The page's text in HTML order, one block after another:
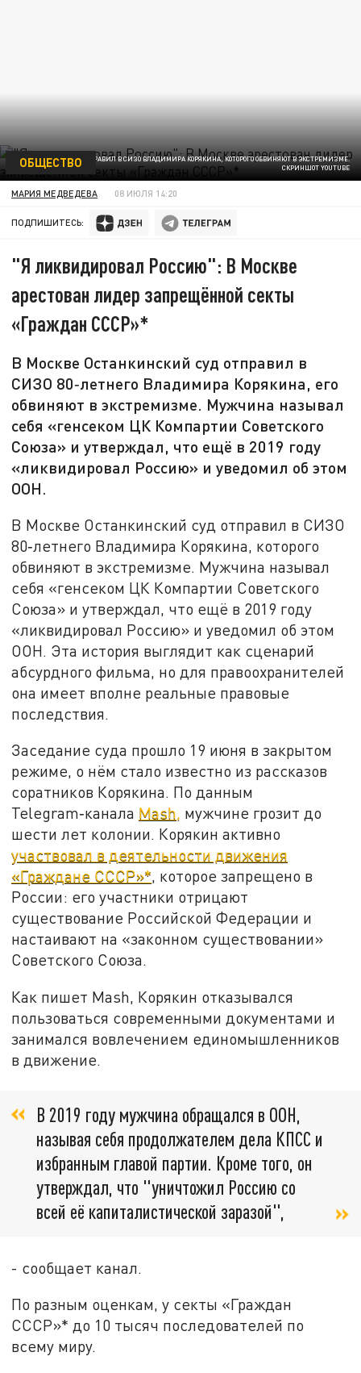
В МОСКВЕ СУД ОТПРАВИЛ В СИЗО ВЛАДИМИРА КОРЯКИНА, КОТОРОГО ОБВИНЯЮТ В ЭКСТРЕМИЗМЕ.
СКРИНШОТ YOUTUBE
ОБЩЕСТВО
МАРИЯ МЕДВЕДЕВА 08 ИЮЛЯ 14:20
ПОДПИШИТЕСЬ:
"Я ликвидировал Россию": В Москве
арестован лидер запрещённой секты
«Граждан СССР»*
В Москве Останкинский суд отправил в
СИЗО 80‑летнего Владимира Корякина, его
обвиняют в экстремизме. Мужчина называл
себя «генсеком ЦК Компартии Советского
Союза» и утверждал, что ещё в 2019 году
«ликвидировал Россию» и уведомил об этом
ООН.
В Москве Останкинский суд отправил в СИЗО
80‑летнего Владимира Корякина, которого
обвиняют в экстремизме. Мужчина называл
себя «генсеком ЦК Компартии Советского
Союза» и утверждал, что ещё в 2019 году
«ликвидировал Россию» и уведомил об этом
ООН. Эта история выглядит как сценарий
абсурдного фильма, но для правоохранителей
она имеет вполне реальные правовые
последствия.
Заседание суда прошло 19 июня в закрытом
режиме, о нём стало известно из рассказов
соратников Корякина. По данным
Telegram‑канала Mash, мужчине грозит до
шести лет колонии. Корякин активно
участвовал в деятельности движения
«Граждане СССР»*, которое запрещено в
России: его участники отрицают
существование Российской Федерации и
настаивают на «законном существовании»
Советского Союза.
Как пишет Mash, Корякин отказывался
пользоваться современными документами и
занимался вовлечением единомышленников
в движение.
В 2019 году мужчина обращался в ООН,
называя себя продолжателем дела КПСС и
избранным главой партии. Кроме того, он
утверждал, что "уничтожил Россию со
всей её капиталистической заразой",
- сообщает канал.
По разным оценкам, у секты «Граждан
СССР»* до 10 тысяч последователей по
всему миру.